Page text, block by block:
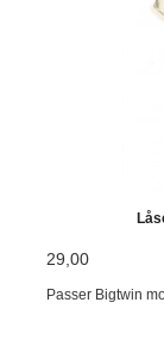
29,00
Passer Bigtwin